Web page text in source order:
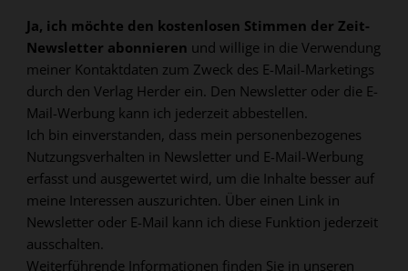
Ja, ich möchte den kostenlosen Stimmen der Zeit-
Newsletter abonnieren und willige in die Verwendung
meiner Kontaktdaten zum Zweck des E-Mail-Marketings
durch den Verlag Herder ein. Den Newsletter oder die E-
Mail-Werbung kann ich jederzeit abbestellen.
Ich bin einverstanden, dass mein personenbezogenes
Nutzungsverhalten in Newsletter und E-Mail-Werbung
erfasst und ausgewertet wird, um die Inhalte besser auf
meine Interessen auszurichten. Über einen Link in
Newsletter oder E-Mail kann ich diese Funktion jederzeit
ausschalten.
Weiterführende Informationen finden Sie in unseren